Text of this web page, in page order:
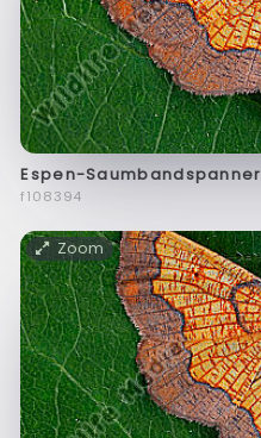
Espen-Saumbandspanner
f108394
Zoom